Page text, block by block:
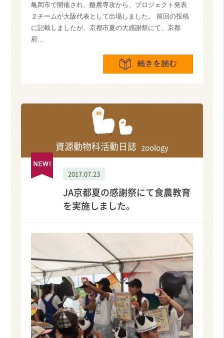
亀岡市で開催され、酪農専攻から、プロジェクト発表
２チームが大阪代表として出場しました。 前回の投稿
に記載しましたが、京都市夏の大感謝祭にて、京都
府...
資源動物科活動日誌 zoology
2017.07.23
JA京都夏の感謝祭にて食農教育
を実施しました。